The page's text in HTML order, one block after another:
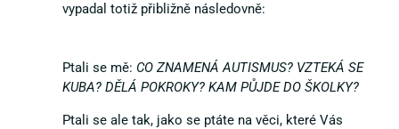
vypadal totiž přibližně následovně:
Ptali se mě: CO ZNAMENÁ AUTISMUS? VZTEKÁ SE
KUBA? DĚLÁ POKROKY? KAM PŮJDE DO ŠKOLKY?
Ptali se ale tak, jako se ptáte na věci, které Vás